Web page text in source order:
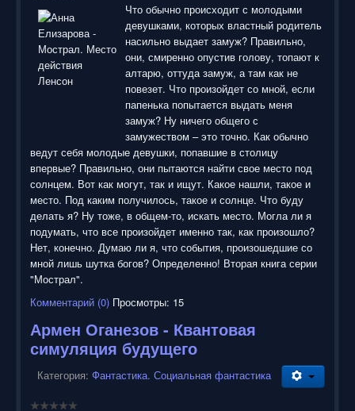
Что обычно происходит с молодыми
девушками, которых властный родитель
насильно выдает замуж? Правильно,
они, смиренно опустив голову, топают к
алтарю, оттуда замуж, а там как не
повезет. Что произойдет со мной, если
папенька попытается выдать меня
замуж? Ну ничего общего с
замужеством – это точно. Как обычно
ведут себя молодые девушки, попавшие в столицу
впервые? Правильно, они пытаются найти свое место под
солнцем. Вот как могут, так и ищут. Какое нашли, такое и
место. Под каким получилось, такое и солнце. Что буду
делать я? Ну тоже, в общем-то, искать место. Могла ли я
подумать, что все произойдет именно так, как произошло?
Нет, конечно. Думаю ли я, что события, произошедшие со
мной лишь шутка богов? Определенно! Вторая книга серии
"Мострал".
Комментарий (0) Просмотры: 15
Армен Оганезов - Квантовая
симуляция будущего
Категория: Фантастика. Социальная фантастика